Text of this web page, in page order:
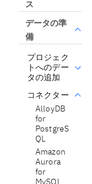
ス
データの準
備
プロジェク
トへのデー
タの追加
コネクター
AlloyDB
for
PostgreS
QL
Amazon
Aurora
for
MySQL